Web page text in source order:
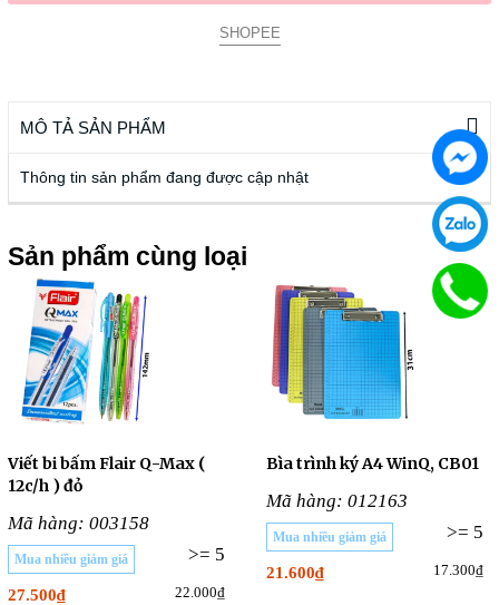
SHOPEE
MÔ TẢ SẢN PHẨM
Thông tin sản phẩm đang được cập nhật
Sản phẩm cùng loại
Viết bi bấm Flair Q-Max (
12c/h ) đỏ
Mã hàng: 003158
>= 5
Mua nhiều giảm giá
27.500₫ 22.000₫
Bìa trình ký A4 WinQ, CB01
Mã hàng: 012163
>= 5
Mua nhiều giảm giá
21.600₫ 17.300₫